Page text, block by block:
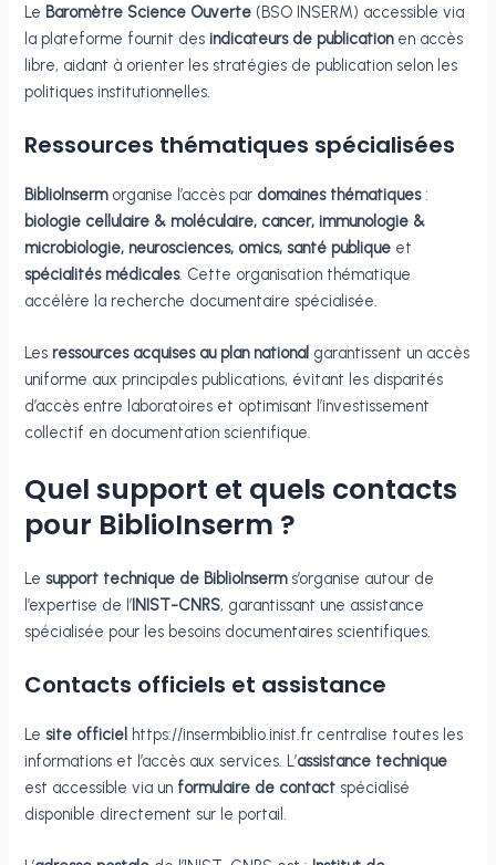
Le Baromètre Science Ouverte (BSO INSERM) accessible via
la plateforme fournit desindicateurs de publicationen accès
libre, aidant à orienter les stratégies de publication selon les
politiques institutionnelles.
Ressources thématiques spécialisées
BiblioInsermorganise l’accès par domaines thématiques:
biologie cellulaire & moléculaire, cancer, immunologie &
microbiologie, neurosciences, omics, santé publique et
spécialités médicales. Cette organisation thématique
accélère la recherche documentaire spécialisée.
Les ressources acquises au plan national garantissent un accès
uniforme aux principales publications, évitant les disparités
d’accès entre laboratoires et optimisant l’investissement
collectif en documentation scientifique.
Quel support et quels contacts
pour BiblioInserm ?
Le support technique de BiblioInserms’organise autour de
l’expertise de l’INIST-CNRS, garantissant une assistance
spécialisée pour les besoins documentaires scientifiques.
Contacts officiels et assistance
Le site officiel https://insermbiblio.inist.fr centralise toutes les
informations et l’accès aux services. L’assistance technique
est accessible via un formulaire de contact spécialisé
disponible directement sur le portail.